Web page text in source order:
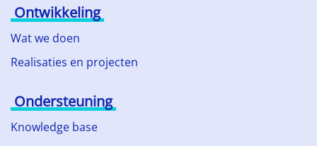
Ontwikkeling
Wat we doen
Realisaties en projecten
Ondersteuning
Knowledge base